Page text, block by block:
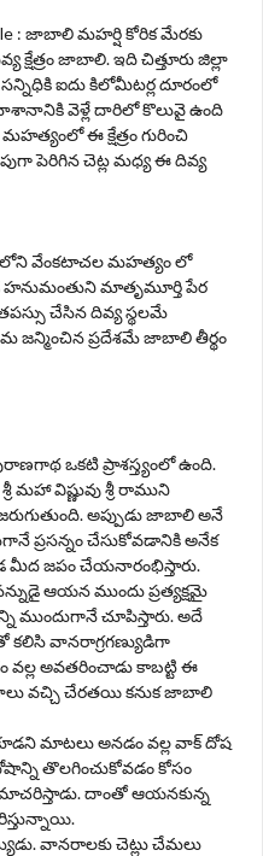
: జాబాలి మహర్షి కోరిక మేరకు
జాబాలి. ఇది చిత్తూరు జిల్లా
ఐదు కిలోమీటర్ల దూరంలో
వెళ్లే దారిలో కొలువై ఉంది
ఈ క్షేత్రం గురించి
పెరిగిన చెట్ల మధ్య ఈ దివ్య
వేంకటాచల మహత్యం లో
హనుమంతుని మాతృమూర్తి పేర
చేసిన దివ్య స్థలమే
జన్మించిన ప్రదేశమే జాబాలి తీర్థం
ఒకటి ప్రాశస్త్యంలో ఉంది.
మహా విష్ణువు శ్రీ రాముని
అప్పుడు జాబాలి అనే
ప్రసన్నం చేసుకోవడానికి అనేక
మీద జపం చేయనారంభిస్తారు.
ఆయన ముందు ప్రత్యక్షమై
చూపిస్తారు. అదే
వానరాగ్రగణ్యుడిగా
వల్ల అవతరించాడు కాబట్టి ఈ
వచ్చి చేరతయి కనుక జాబాలి
మాటలు అనడం వల్ల వాక్‌ దోష
తొలగించుకోవడం కోసం
దాంతో ఆయనకున్న
వానరాలకు చెట్లు చేమలు